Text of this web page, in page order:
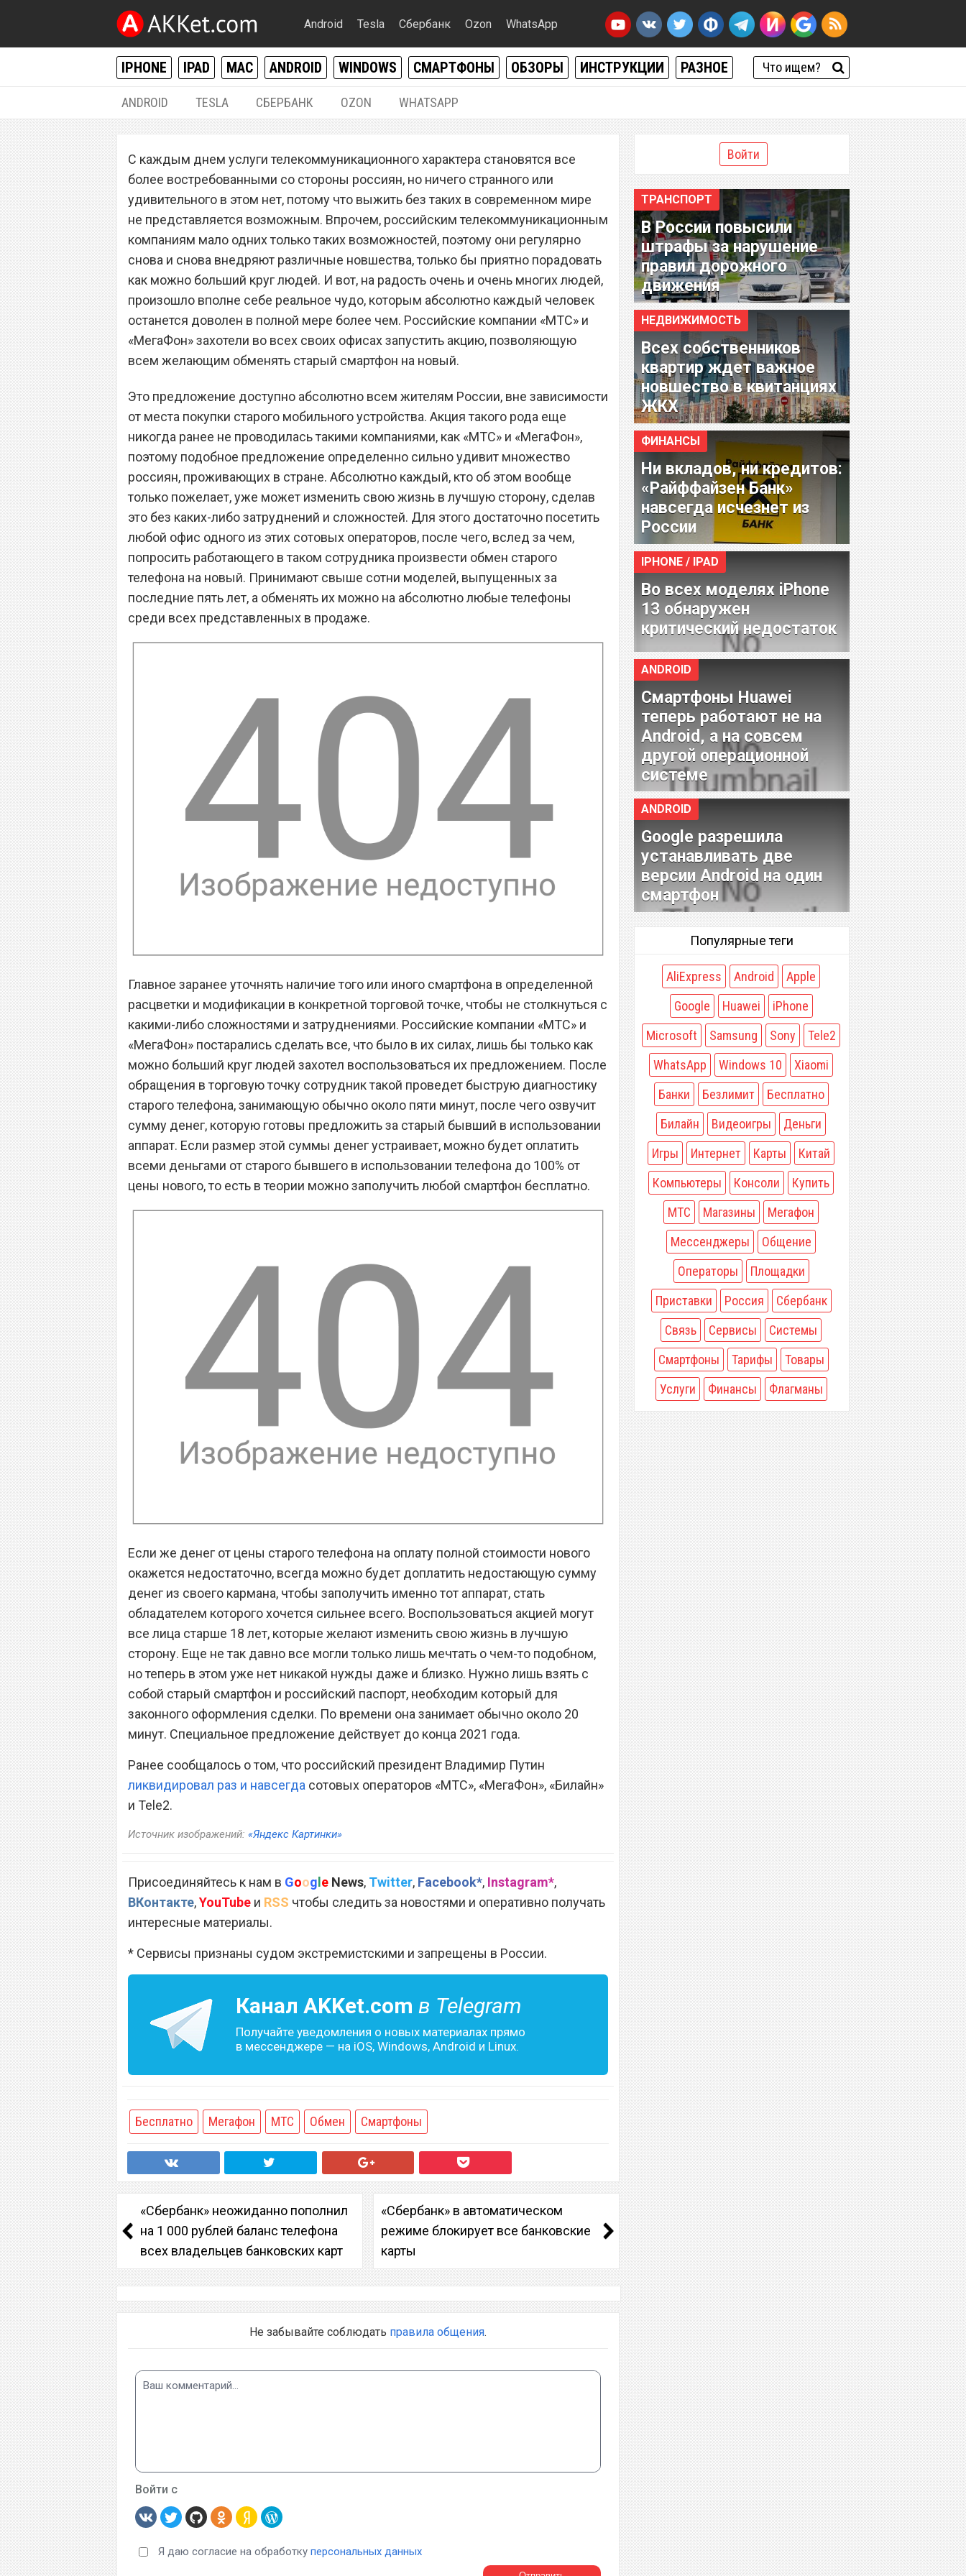
Android Tesla Сбербанк Ozon WhatsApp
IPHONE IPAD MAC ANDROID WINDOWS СМАРТФОНЫ ОБЗОРЫ ИНСТРУКЦИИ РАЗНОЕ
ANDROID TESLA СБЕРБАНК OZON WHATSAPP
«МТС» и «МегаФон» запустили
совершенно бесплатный для всех
желающих обмен старых смартфонов на
новые
С каждым днем услуги телекоммуникационного характера становятся все
более востребованными со стороны россиян, но ничего странного или
удивительного в этом нет, потому что выжить без таких в современном мире
не представляется возможным. Впрочем, российским телекоммуникационным
компаниям мало одних только таких возможностей, поэтому они регулярно
снова и снова внедряют различные новшества, только бы приятно порадовать
как можно больший круг людей. И вот, на радость очень и очень многих людей,
произошло вполне себе реальное чудо, которым абсолютно каждый человек
останется доволен в полной мере более чем. Российские компании «МТС» и
«МегаФон» захотели во всех своих офисах запустить акцию, позволяющую
всем желающим обменять старый смартфон на новый.
Это предложение доступно абсолютно всем жителям России, вне зависимости
от места покупки старого мобильного устройства. Акция такого рода еще
никогда ранее не проводилась такими компаниями, как «МТС» и «МегаФон»,
поэтому подобное предложение определенно сильно удивит множество
россиян, проживающих в стране. Абсолютно каждый, кто об этом вообще
только пожелает, уже может изменить свою жизнь в лучшую сторону, сделав
это без каких-либо затруднений и сложностей. Для этого достаточно посетить
любой офис одного из этих сотовых операторов, после чего, вслед за чем,
попросить работающего в таком сотрудника произвести обмен старого
телефона на новый. Принимают свыше сотни моделей, выпущенных за
последние пять лет, а обменять их можно на абсолютно любые телефоны
среди всех представленных в продаже.
Главное заранее уточнять наличие того или иного смартфона в определенной
расцветки и модификации в конкретной торговой точке, чтобы не столкнуться с
какими-либо сложностями и затруднениями. Российские компании «МТС» и
«МегаФон» постарались сделать все, что было в их силах, лишь бы только как
можно больший круг людей захотел воспользоваться их предложением. После
обращения в торговую точку сотрудник такой проведет быструю диагностику
старого телефона, занимающую обычно около пяти минут, после чего озвучит
сумму денег, которую готовы предложить за старый бывший в использовании
аппарат. Если размер этой суммы денег устраивает, можно будет оплатить
всеми деньгами от старого бывшего в использовании телефона до 100% от
цены нового, то есть в теории можно заполучить любой смартфон бесплатно.
Если же денег от цены старого телефона на оплату полной стоимости нового
окажется недостаточно, всегда можно будет доплатить недостающую сумму
денег из своего кармана, чтобы заполучить именно тот аппарат, стать
обладателем которого хочется сильнее всего. Воспользоваться акцией могут
все лица старше 18 лет, которые желают изменить свою жизнь в лучшую
сторону. Еще не так давно все могли только лишь мечтать о чем-то подобном,
но теперь в этом уже нет никакой нужды даже и близко. Нужно лишь взять с
собой старый смартфон и российский паспорт, необходим который для
законного оформления сделки. По времени она занимает обычно около 20
минут. Специальное предложение действует до конца 2021 года.
Ранее сообщалось о том, что российский президент Владимир Путин
ликвидировал раз и навсегда сотовых операторов «МТС», «МегаФон», «Билайн»
и Tele2.
Источник изображений: «Яндекс Картинки»
Присоединяйтесь к нам в Google News, Twitter, Facebook*, Instagram*,
ВКонтакте,YouTube и RSS чтобы следить за новостями и оперативно получать
интересные материалы.
* Сервисы признаны судом экстремистскими и запрещены в России.
Канал AKKet.com в Telegram
Получайте уведомления о новых материалах прямо
в мессенджере — на iOS, Windows, Android и Linux.
Бесплатно Мегафон МТС Обмен Смартфоны
«Сбербанк» неожиданно пополнил
на 1 000 рублей баланс телефона
всех владельцев банковских карт
«Сбербанк» в автоматическом
режиме блокирует все банковские
карты
Не забывайте соблюдать правила общения.
Войти с
Я даю согласие на обработку персональных данных
Войти
ТРАНСПОРТ
В России повысили
штрафы за нарушение
правил дорожного
движения
НЕДВИЖИМОСТЬ
Всех собственников
квартир ждет важное
новшество в квитанциях
ЖКХ
ФИНАНСЫ
Ни вкладов, ни кредитов:
«Райффайзен Банк»
навсегда исчезнет из
России
IPHONE / IPAD
Во всех моделях iPhone
13 обнаружен
критический недостаток
ANDROID
Смартфоны Huawei
теперь работают не на
Android, а на совсем
другой операционной
системе
ANDROID
Google разрешила
устанавливать две
версии Android на один
смартфон
Популярные теги
AliExpress Android
Apple
Google
Huawei
iPhone
Microsoft
Samsung Sony
Tele2
WhatsApp
Windows 10
Xiaomi
Банки
Безлимит
Бесплатно
Билайн
Видеоигры
Деньги
Игры
Интернет Карты
Китай
Компьютеры
Консоли
Купить
МТС
Магазины
Мегафон
Мессенджеры
Общение
Операторы
Площадки
Приставки
Россия
Сбербанк
Связь
Сервисы
Системы
Смартфоны
Тарифы
Товары
Услуги
Финансы Флагманы